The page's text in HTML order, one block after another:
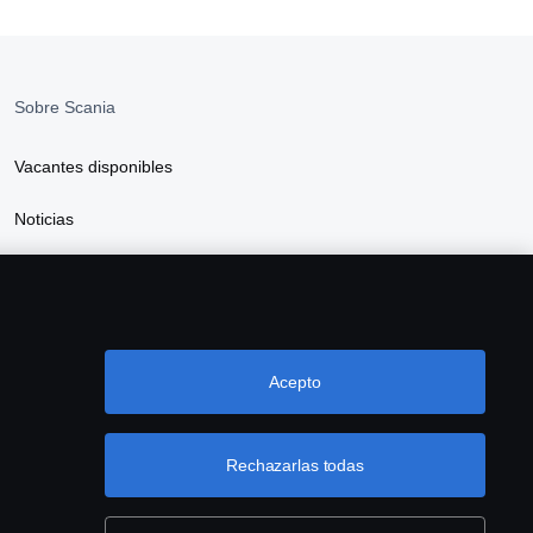
Sobre Scania
Vacantes disponibles
Noticias
Rechazarlas todas
Acepto